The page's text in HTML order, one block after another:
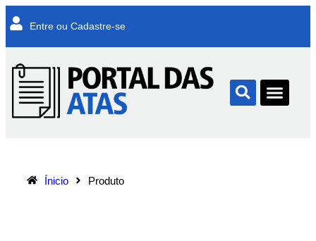
Entre ou Cadastre-se
Ínicio Produto